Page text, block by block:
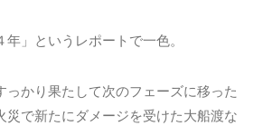
」というレポートで一色。
っかり果たして次のフェーズに移った
災で新たにダメージを受けた大船渡な